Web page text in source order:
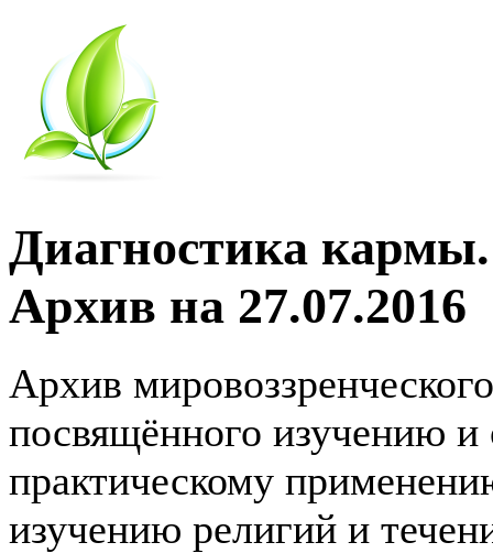
Диагностика
Архив на 27.07.2016
Архив
посвящённого изучению
практическому
изучению религий и